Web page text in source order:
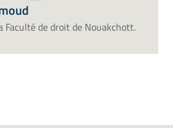
Faculté de droit de Nouakchott.